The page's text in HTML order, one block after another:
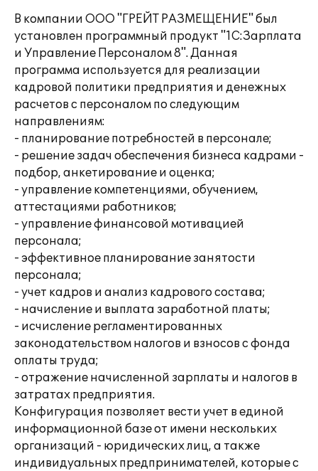
В компании ООО "ГРЕЙТ РАЗМЕЩЕНИЕ" был
установлен программный продукт "1С:Зарплата
и Управление Персоналом 8". Данная
программа используется для реализации
кадровой политики предприятия и денежных
расчетов с персоналом по следующим
направлениям:
- планирование потребностей в персонале;
- решение задач обеспечения бизнеса кадрами -
подбор, анкетирование и оценка;
- управление компетенциями, обучением,
аттестациями работников;
- управление финансовой мотивацией
персонала;
- эффективное планирование занятости
персонала;
- учет кадров и анализ кадрового состава;
- начисление и выплата заработной платы;
- исчисление регламентированных
законодательством налогов и взносов с фонда
оплаты труда;
- отражение начисленной зарплаты и налогов в
затратах предприятия.
Конфигурация позволяет вести учет в единой
информационной базе от имени нескольких
организаций - юридических лиц, а также
индивидуальных предпринимателей, которые с